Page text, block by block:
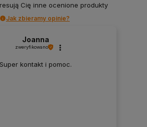
Cię inne ocenione produkty
Jak zbieramy opinie?
Joanna
zweryfikowano
Super kontakt i pomoc.